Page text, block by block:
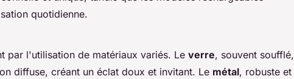
quotidienne.
par l'utilisation de matériaux variés. Le verre, souvent soufflé,
diffuse, créant un éclat doux et invitant. Le métal, robuste et